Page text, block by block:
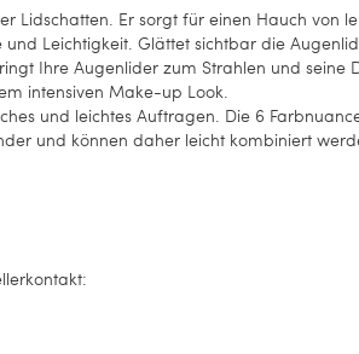
Lidschatten. Er sorgt für einen Hauch von
Leichtigkeit. Glättet sichtbar die
Ihre Augenlider zum Strahlen und seine
intensiven Make-up Look.
und leichtes Auftragen. Die 6
und können daher leicht kombiniert